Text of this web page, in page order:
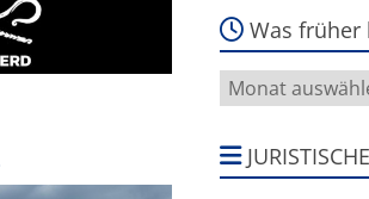
Was früher
Was
früher
war